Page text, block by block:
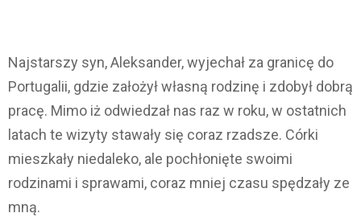
Najstarszy syn, Aleksander, wyjechał za granicę do
Portugalii, gdzie założył własną rodzinę i zdobył dobrą
pracę. Mimo iż odwiedzał nas raz w roku, w ostatnich
latach te wizyty stawały się coraz rzadsze. Córki
mieszkały niedaleko, ale pochłonięte swoimi
rodzinami i sprawami, coraz mniej czasu spędzały ze
mną.